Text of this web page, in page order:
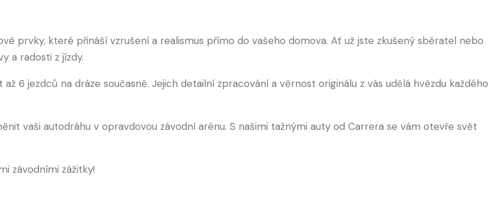
prvky, které přináší vzrušení a realismus přímo do vašeho domova. Ať už jste zkušený sběratel nebo
a radosti z jízdy.
6 jezdců na dráze současně. Jejich detailní zpracování a věrnost originálu z vás udělá hvězdu každého
vaši autodráhu v opravdovou závodní arénu. S našimi tažnými auty od Carrera se vám otevře svět
závodními zážitky!